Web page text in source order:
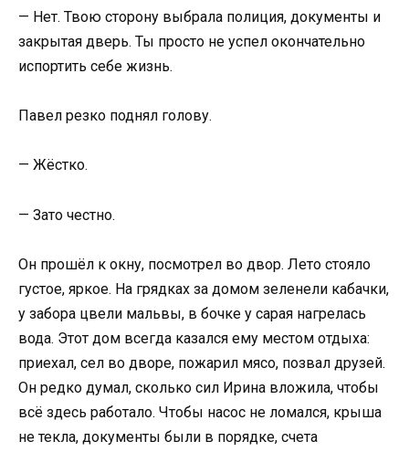
— Нет. Твою сторону выбрала полиция, документы и
закрытая дверь. Ты просто не успел окончательно
испортить себе жизнь.
Павел резко поднял голову.
— Жёстко.
— Зато честно.
Он прошёл к окну, посмотрел во двор. Лето стояло
густое, яркое. На грядках за домом зеленели кабачки,
у забора цвели мальвы, в бочке у сарая нагрелась
вода. Этот дом всегда казался ему местом отдыха:
приехал, сел во дворе, пожарил мясо, позвал друзей.
Он редко думал, сколько сил Ирина вложила, чтобы
всё здесь работало. Чтобы насос не ломался, крыша
не текла, документы были в порядке, счета